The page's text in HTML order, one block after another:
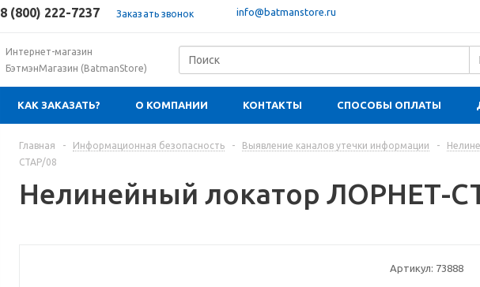
8 (800) 222-7237 Заказать звонок info@batmanstore.ru
Интернет-магазин
БэтмэнМагазин (BatmanStore)
КАК ЗАКАЗАТЬ? О КОМПАНИИ КОНТАКТЫ СПОСОБЫ ОПЛАТЫ
Главная - Информационная безопасность - Выявление каналов утечки информации -
СТАР/08
Нелинейный локатор ЛОРНЕТ-
Артикул: 73888